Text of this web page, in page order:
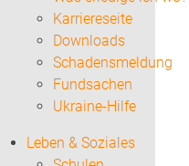
Karriereseite
Downloads
Schadensmeldung
Fundsachen
Ukraine-Hilfe
Leben & Soziales